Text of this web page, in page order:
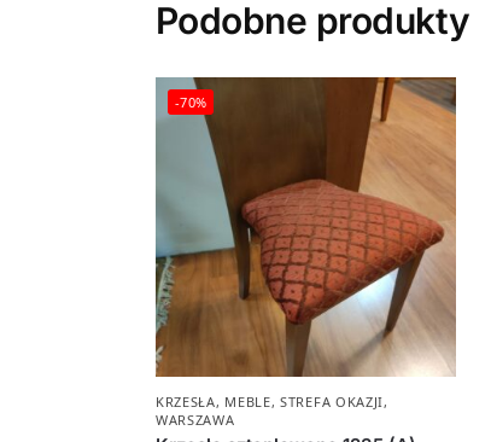
Podobne produkty
-70%
KRZESŁA, MEBLE,STREFA OKAZJI,
WARSZAWA